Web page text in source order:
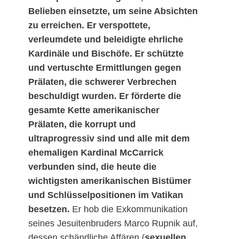
Belieben einsetzte, um seine Absichten
zu erreichen. Er verspottete,
verleumdete und beleidigte ehrliche
Kardinäle und Bischöfe. Er schützte
und vertuschte Ermittlungen gegen
Prälaten, die schwerer Verbrechen
beschuldigt wurden. Er förderte die
gesamte Kette amerikanischer
Prälaten, die korrupt und
ultraprogressiv sind und alle mit dem
ehemaligen Kardinal McCarrick
verbunden sind, die heute die
wichtigsten amerikanischen Bistümer
und Schlüsselpositionen im Vatikan
besetzen. Er hob die Exkommunikation
seines Jesuitenbruders Marco Rupnik auf,